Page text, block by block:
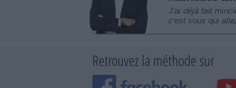
J'ai déjà fait
c'est vous qui
Retrouvez la méthode sur